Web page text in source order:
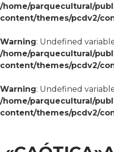
/home/parquecultural/
content/themes/pcdv2/
Warning: Undefined
/home/parquecultural/
content/themes/pcdv2/
Warning: Undefined
/home/parquecultural/
content/themes/pcdv2/